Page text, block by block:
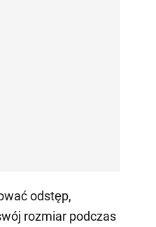
odstęp,
rozmiar podczas